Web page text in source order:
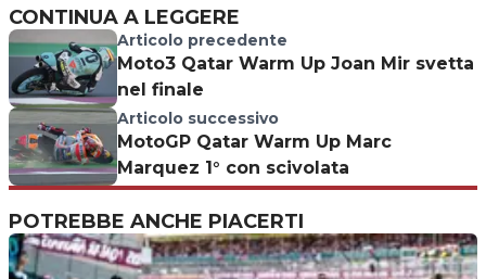
CONTINUA A LEGGERE
Articolo precedente
Moto3 Qatar Warm Up Joan Mir svetta
nel finale
Articolo successivo
MotoGP Qatar Warm Up Marc
Marquez 1° con scivolata
POTREBBE ANCHE PIACERTI